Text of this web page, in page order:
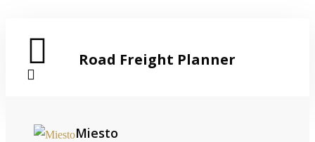
Road Freight Planner
Miesto